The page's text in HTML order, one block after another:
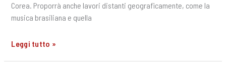
Corea. Proporrà anche lavori distanti geograficamente, come la
musica brasiliana e quella
ALeggi tutto »